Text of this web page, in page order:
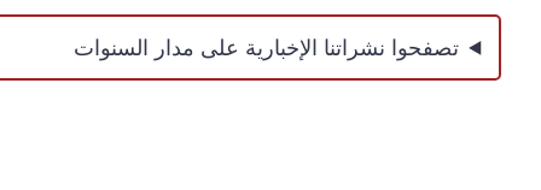
تصفحوا نشراتنا الإخبارية على مدار السنوات